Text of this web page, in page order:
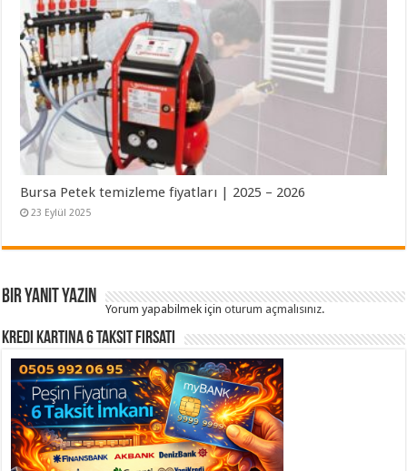
Bursa Petek temizleme fiyatları | 2025 – 2026
23 Eylül 2025
Bir yanıt yazın
Yorum yapabilmek içinoturum açmalısınız.
Kredi Kartına 6 Taksit Fırsatı